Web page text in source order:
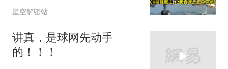
星空解密站
讲真，是球网先动手
的！！！